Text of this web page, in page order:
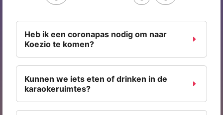
Heb ik een coronapas nodig om naar
Koezio te komen?
Kunnen we iets eten of drinken in de
karaokeruimtes?